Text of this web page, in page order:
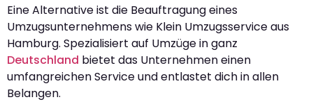
Eine Alternative ist die Beauftragung eines
Umzugsunternehmens wie Klein Umzugsservice aus
Hamburg. Spezialisiert auf Umzüge in ganz
Deutschland bietet das Unternehmen einen
umfangreichen Service und entlastet dich in allen
Belangen.